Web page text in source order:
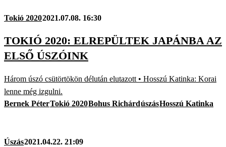
Tokió 20202021.07.08. 16:30
TOKIÓ 2020: ELREPÜLTEK JAPÁNBA AZ
ELSŐ ÚSZÓINK
Három úszó csütörtökön délután elutazott • Hosszú Katinka: Korai
lenne még izgulni.
Bernek PéterTokió 2020Bohus RichárdúszásHosszú Katinka
Úszás2021.04.22. 21:09